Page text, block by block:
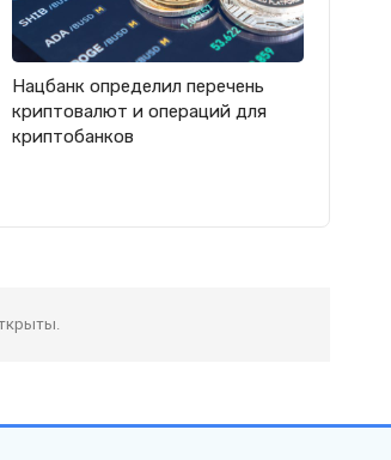
Нацбанк определил перечень
криптовалют и операций для
криптобанков